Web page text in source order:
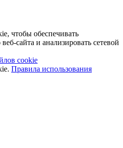
чтобы обеспечивать
сайта и анализировать сетевой
cookie
Правила использования